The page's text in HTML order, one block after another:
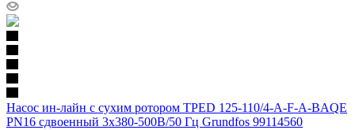
Насос ин-лайн с сухим ротором TPED 125-110/4-A-F-A-BAQE
PN16 сдвоенный 3х380-500В/50 Гц Grundfos 99114560